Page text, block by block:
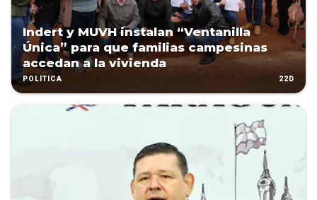
Indert y MUVH instalan “Ventanilla
Única” para que familias campesinas
accedan a la vivienda
POLÍTICA 22D